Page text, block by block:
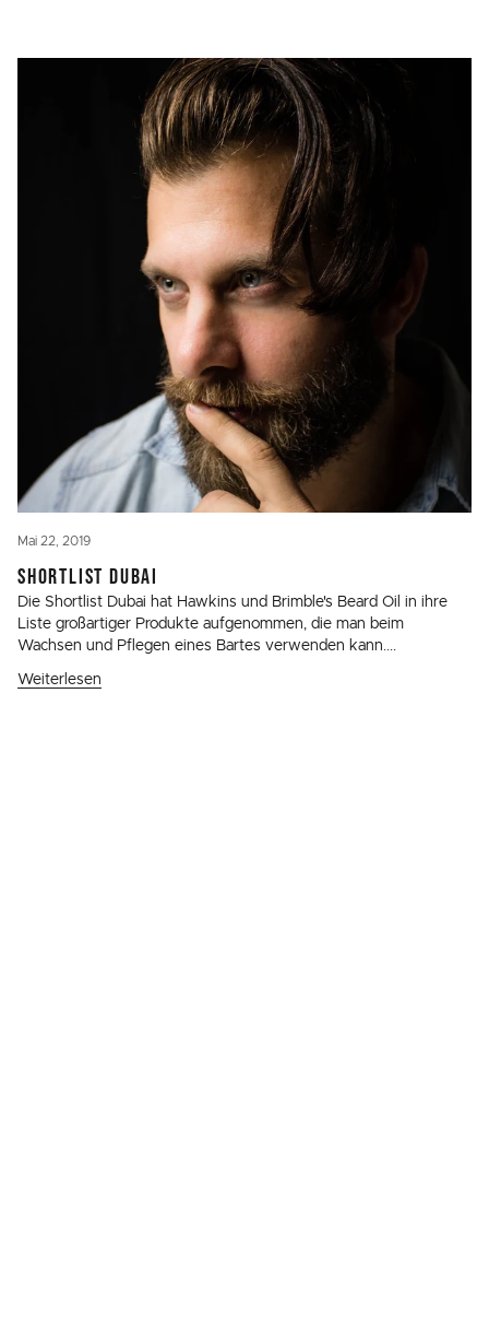
Mai 22, 2019
SHORTLIST DUBAI
Die Shortlist Dubai hat Hawkins und Brimble's Beard Oil in ihre
Liste großartiger Produkte aufgenommen, die man beim
Wachsen und Pflegen eines Bartes verwenden kann....
Weiterlesen